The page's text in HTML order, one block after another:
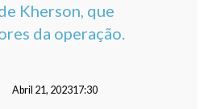
Kherson, que
da operação.
Abril 21, 202317:30